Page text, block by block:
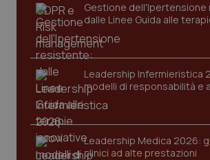
Gestione
dalle Linee Guida alle
Leadership Infermieristica
modelli di responsabilità e
Leadership Medica 2026:
clinici ad alte prestazioni